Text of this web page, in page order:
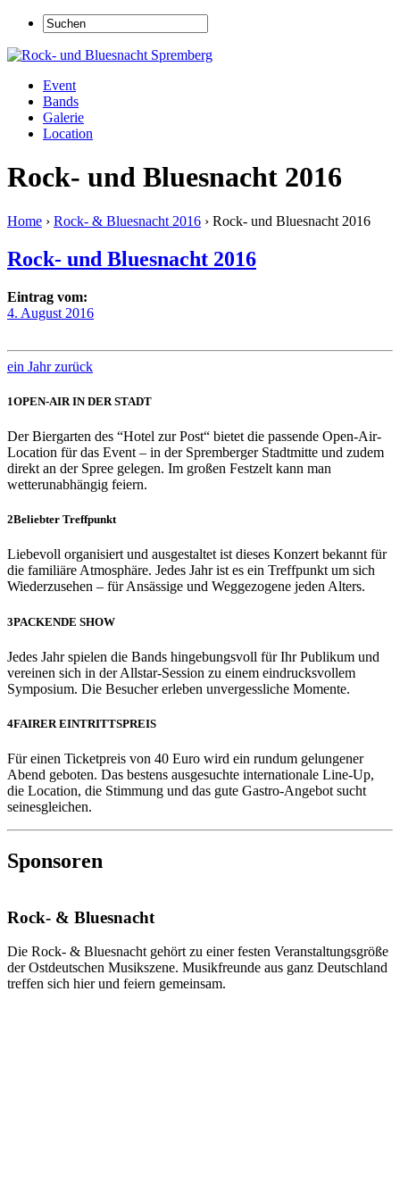
Event
Bands
Galerie
Location
Rock- und Bluesnacht 2016
Home › Rock- & Bluesnacht 2016 › Rock- und Bluesnacht 2016
Rock- und Bluesnacht 2016
Eintrag vom:
4. August 2016
ein Jahr zurück
1OPEN-AIR IN DER STADT
Der Biergarten des “Hotel zur Post“ bietet die passende Open-Air-
Location für das Event – in der Spremberger Stadtmitte und zudem
direkt an der Spree gelegen. Im großen Festzelt kann man
wetterunabhängig feiern.
2Beliebter Treffpunkt
Liebevoll organisiert und ausgestaltet ist dieses Konzert bekannt für
die familiäre Atmosphäre. Jedes Jahr ist es ein Treffpunkt um sich
Wiederzusehen – für Ansässige und Weggezogene jeden Alters.
3PACKENDE SHOW
Jedes Jahr spielen die Bands hingebungsvoll für Ihr Publikum und
vereinen sich in der Allstar-Session zu einem eindrucksvollem
Symposium. Die Besucher erleben unvergessliche Momente.
4FAIRER EINTRITTSPREIS
Für einen Ticketpreis von 40 Euro wird ein rundum gelungener
Abend geboten. Das bestens ausgesuchte internationale Line-Up,
die Location, die Stimmung und das gute Gastro-Angebot sucht
seinesgleichen.
Sponsoren
Rock- & Bluesnacht
Die Rock- & Bluesnacht gehört zu einer festen Veranstaltungsgröße
der Ostdeutschen Musikszene. Musikfreunde aus ganz Deutschland
treffen sich hier und feiern gemeinsam.